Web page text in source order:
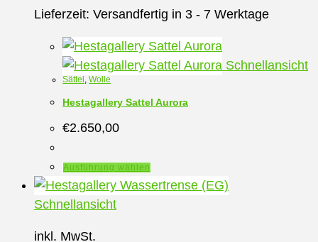
Lieferzeit: Versandfertig in 3 - 7 Werktage
Schnellansicht
Sättel , Wolle
Hestagallery Sattel Aurora
€2.650,00
Ausführung wählen
Produkt
Schnellansicht
inkl. MwSt.